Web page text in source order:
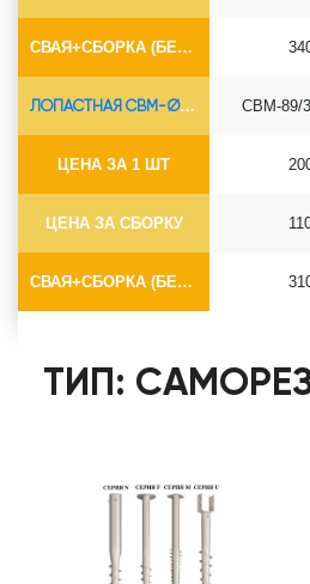
СВАЯ+СБОРКА (БЕЗ ОГОЛОВКА)
ЛОПАСТНАЯ СВМ-Ø89*6.5
ЦЕНА ЗА 1 ШТ
ЦЕНА ЗА СБОРКУ
СВАЯ+СБОРКА (БЕЗ ОГОЛОВКА)
СВМ-89/
ТИП: